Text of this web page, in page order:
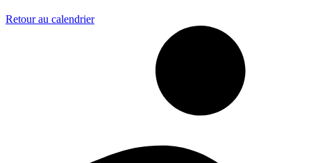
Retour au calendrier